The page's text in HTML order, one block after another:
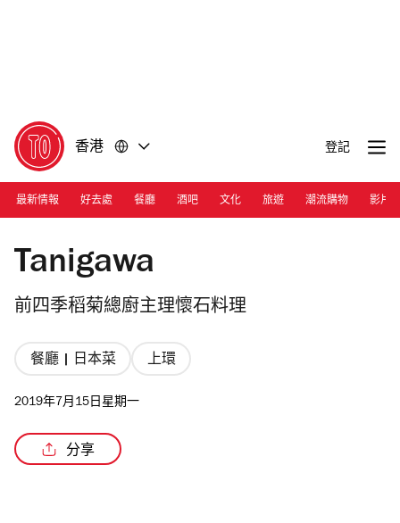
香港 登記
最新情報 好去處 餐廳 酒吧 文化 旅遊 潮流購物 影片
Photograph: Courtesy Tanigawa
Tanigawa
前四季稻菊總廚主理懷石料理
餐廳 | 日本菜 上環
2019年7月15日星期一
分享